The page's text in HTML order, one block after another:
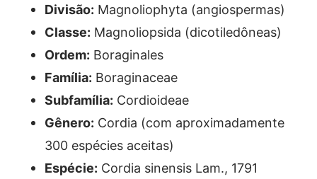
Divisão: Magnoliophyta (angiospermas)
Classe: Magnoliopsida (dicotiledôneas)
Ordem: Boraginales
Família: Boraginaceae
Subfamília: Cordioideae
Gênero: Cordia (com aproximadamente
300 espécies aceitas)
Espécie: Cordia sinensis Lam., 1791